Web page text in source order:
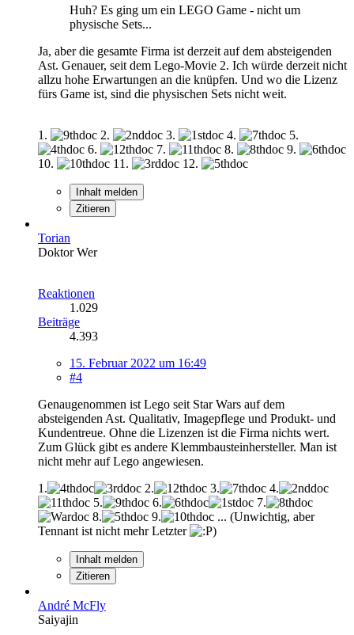
Huh? Es ging um ein LEGO Game - nicht um
physische Sets...
Ja, aber die gesamte Firma ist derzeit auf dem absteigenden
Ast. Genauer, seit dem Lego-Movie 2. Ich würde derzeit nicht
allzu hohe Erwartungen an die knüpfen. Und wo die Lizenz
fürs Game ist, sind die physischen Sets nicht weit.
1. 2. 3. 4.
5.
6.
7. 8.
9.
10.
11. 12.
Inhalt melden
Zitieren
Torian
Doktor Wer
Reaktionen
1.029
Beiträge
4.393
15. Februar 2022 um 16:49
#4
Genaugenommen ist Lego seit Star Wars auf dem
absteigenden Ast. Qualitativ, Imagepflege und Produkt- und
Kundentreue. Ohne die Lizenzen ist die Firma nichts wert.
Zum Glück gibt es andere Klemmbausteinhersteller. Man ist
nicht mehr auf Lego angewiesen.
1.
2. 3.
4.
5.
6.
7.
8.
9.
... (Unwichtig, aber
Tennant ist nicht mehr Letzter
)
Inhalt melden
Zitieren
André McFly
Saiyajin